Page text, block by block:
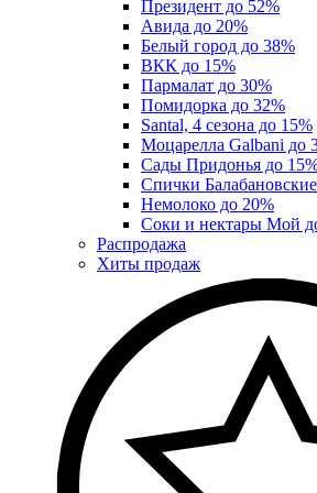
Президент до 52%
Авида до 20%
Белый город до 38%
ВКК до 15%
Пармалат до 30%
Помидорка до 32%
Santal, 4 сезона до 15%
Моцарелла Galbani до
Сады Придонья до
Спички
Немолоко до 20%
Соки и нектары Мой
Распродажа
Хиты продаж